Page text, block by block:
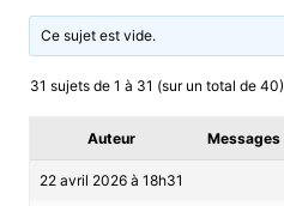
Ce sujet est vide.
31 sujets de 1 à 31 (sur un total de 40)
Auteur Messages
22 avril 2026 à 18h31